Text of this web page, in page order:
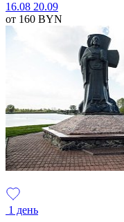
16.08 20.09
от 160 BYN
1 день